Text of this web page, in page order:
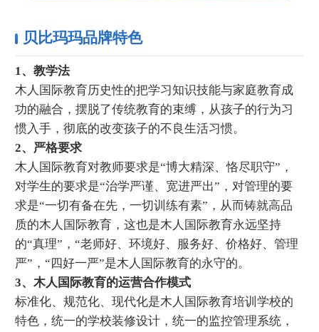
贝比玛玛品牌特色
1、教学法
木人国际教育历史性的把学习知识技能与家庭教育成
功的融合，摆脱了传统教育的束缚，从孩子的行为习
惯入手，彻底的改变孩子的不良生活习惯。
2、严格要求
木人国际教育对教师要求是“博大精深、恪尽职守”，
对学生的要求是“治学严谨、宽进严出”，对管理的要
求是“一切有备在先，一切训练有素”，从而铸就高品
质的木人国际教育，这也是木人国际教育永远坚持
的“真理”，“老师好、环境好、服务好、价格好、管理
严”，“四好一严”是木人国际教育的永守的。
3、木人国际教育的运营合作模式
标准化、规范化、现代化是木人国际教育培训学校的
特色，统一的学校装修设计，统一的监控管理系统，